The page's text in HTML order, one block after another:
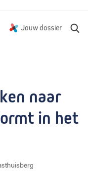
Jouw dossier
naar
in het